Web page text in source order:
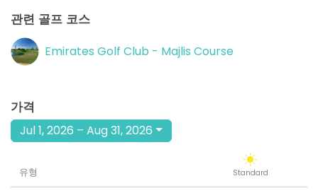
15:30
17:00 1-4p
18:30
USD 164
관련 골프 코스
Emirates Golf Club - Majlis Course
가격
Jul 1, 2026 – Aug 31, 2026
유형 Standard